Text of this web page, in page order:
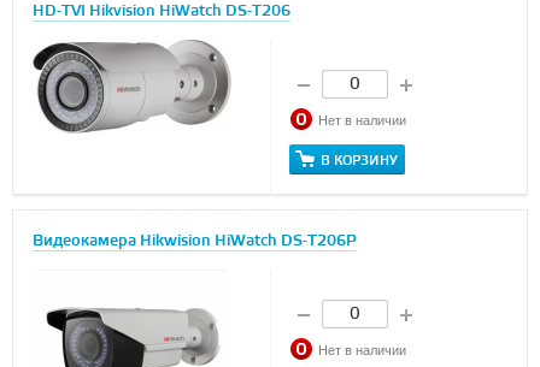
HD-TVI Hikvision HiWatch DS-T206
Нет в наличии
В КОРЗИНУ
Видеокамера Hikwision HiWatch DS-T206P
Нет в наличии